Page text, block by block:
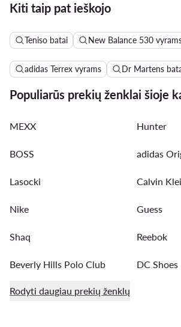
Kiti taip pat ieškojo
Teniso batai New Balance 530
adidas Terrex vyrams Dr Martens
Populiarūs prekių ženklai šioje
MEXX Hunter
BOSS adidas
Lasocki Calvin
Nike Guess
Shaq Reebok
Beverly Hills Polo Club DC Shoes
Rodyti daugiau prekių ženklų